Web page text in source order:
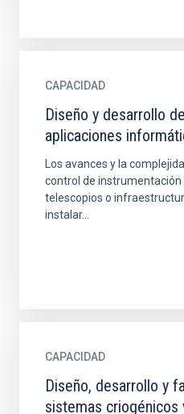
CAPACIDAD
Diseño y desarrollo
aplicaciones
Los avances y la
control de instrumentación
telescopios o
instalar...
CAPACIDAD
Diseño, desarrollo y
sistemas criogénicos